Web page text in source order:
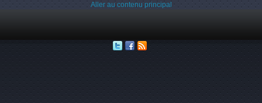
Aller au contenu principal